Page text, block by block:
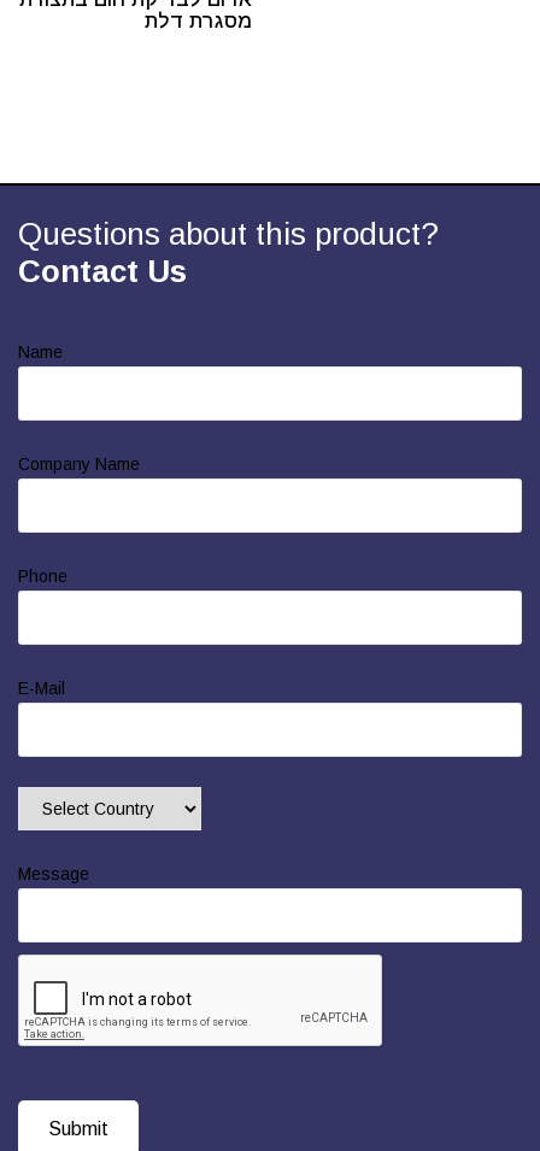
מסגרת דלת
Questions about this product?
Contact Us
Name
Company Name
Phone
E-Mail
Message